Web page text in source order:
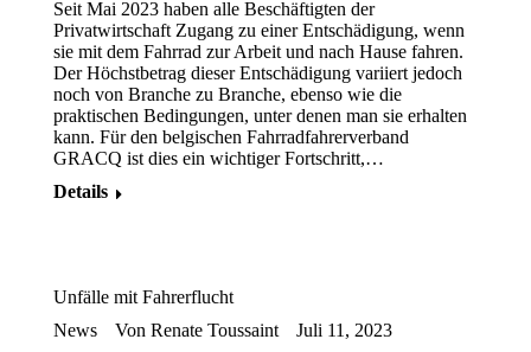
Seit Mai 2023 haben alle Beschäftigten der
Privatwirtschaft Zugang zu einer Entschädigung, wenn
sie mit dem Fahrrad zur Arbeit und nach Hause fahren.
Der Höchstbetrag dieser Entschädigung variiert jedoch
noch von Branche zu Branche, ebenso wie die
praktischen Bedingungen, unter denen man sie erhalten
kann. Für den belgischen Fahrradfahrerverband
GRACQ ist dies ein wichtiger Fortschritt,…
Details
Unfälle mit Fahrerflucht
News
Von Renate Toussaint
Juli 11, 2023